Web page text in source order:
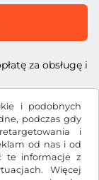
i podobnych
podczas gdy
i
od nas i od
te informacje z
Więcej
za obsługę i